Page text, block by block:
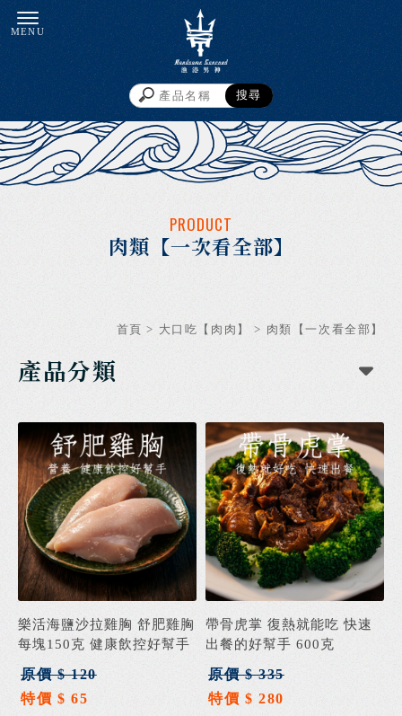
肉類【一次看全部】
首頁 > 大口吃【肉肉】 > 肉類【一次看全部】
產品分類
樂活海鹽沙拉雞胸 舒肥雞胸
每塊150克 健康飲控好幫手
原價 $ 120
特價 $ 65
帶骨虎掌 復熱就能吃 快速
出餐的好幫手 600克
原價 $ 335
特價 $ 280